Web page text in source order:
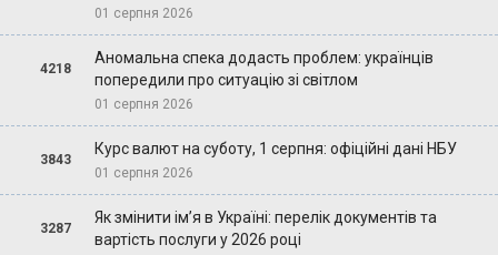
01 серпня 2026
4218
Аномальна спека додасть проблем: українців
попередили про ситуацію зі світлом
01 серпня 2026
3843
Курс валют на суботу, 1 серпня: офіційні дані НБУ
01 серпня 2026
3287
Як змінити ім’я в Україні: перелік документів та
вартість послуги у 2026 році